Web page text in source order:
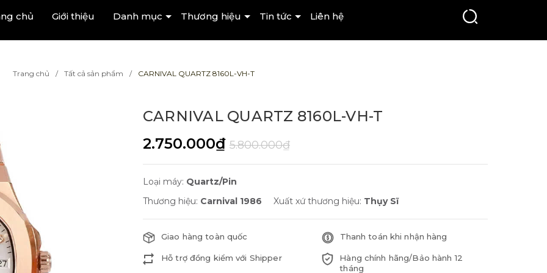
chủ Giới thiệu Danh mục Thương hiệu Tin tức Liên hệ
Trang chủ Tất cả sản phẩm CARNIVAL QUARTZ 8160L-VH-T
CARNIVAL QUARTZ 8160L-VH-T
2.750.000₫ 5.800.000₫
Loại máy: Quartz/Pin
Thương hiệu: Carnival 1986 Xuất xứ thương hiệu: Thụy Sĩ
Giao hàng toàn quốc Thanh toán khi nhận hàng
Hỗ trợ đồng kiểm với Shipper
Hàng chính hãng/Bảo hành 12
tháng